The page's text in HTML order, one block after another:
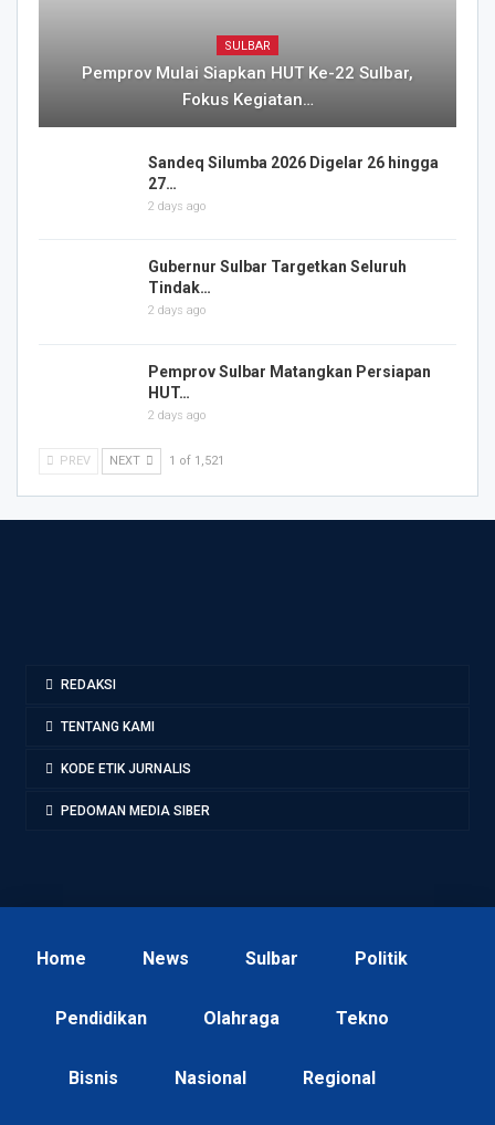
SULBAR
Pemprov Mulai Siapkan HUT Ke-22 Sulbar,
Fokus Kegiatan…
Sandeq Silumba 2026 Digelar 26 hingga
27…
2 days ago
Gubernur Sulbar Targetkan Seluruh
Tindak…
2 days ago
Pemprov Sulbar Matangkan Persiapan
HUT…
2 days ago
PREV NEXT 1 of 1,521
REDAKSI
TENTANG KAMI
KODE ETIK JURNALIS
PEDOMAN MEDIA SIBER
Home News Sulbar Politik
Pendidikan Olahraga Tekno
Bisnis Nasional Regional